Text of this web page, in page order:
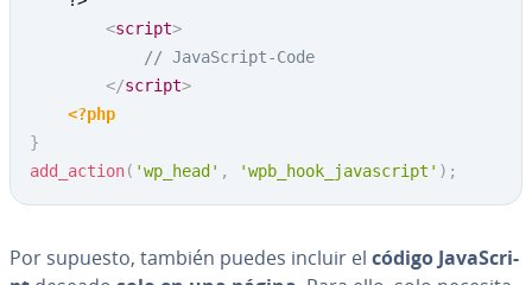
<script>
// JavaScript-Code
</script>
<?php
}
add_action( 'wp_head' , 'wpb_hook_javascript' ) ;
Por supuesto, también puedes incluir el código Ja­va­S­cri­